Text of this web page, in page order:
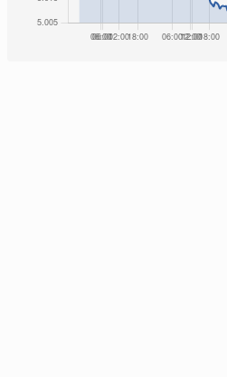
Eks­per­ci wska­zu­ją
się pozbyć w nowym roku
Miss Polonia je­sie­nią